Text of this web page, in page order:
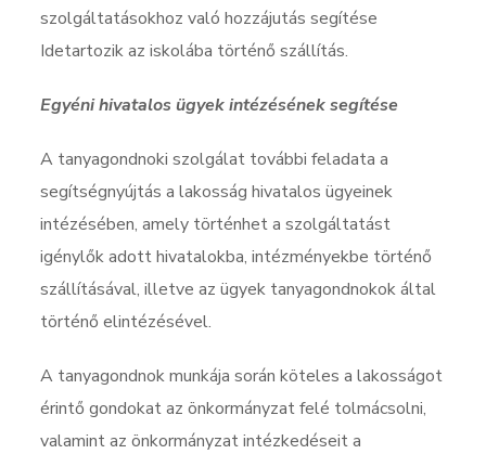
szolgáltatásokhoz való hozzájutás segítése
Idetartozik az iskolába történő szállítás.
Egyéni hivatalos ügyek intézésének segítése
A tanyagondnoki szolgálat további feladata a
segítségnyújtás a lakosság hivatalos ügyeinek
intézésében, amely történhet a szolgáltatást
igénylők adott hivatalokba, intézményekbe történő
szállításával, illetve az ügyek tanyagondnokok által
történő elintézésével.
A tanyagondnok munkája során köteles a lakosságot
érintő gondokat az önkormányzat felé tolmácsolni,
valamint az önkormányzat intézkedéseit a